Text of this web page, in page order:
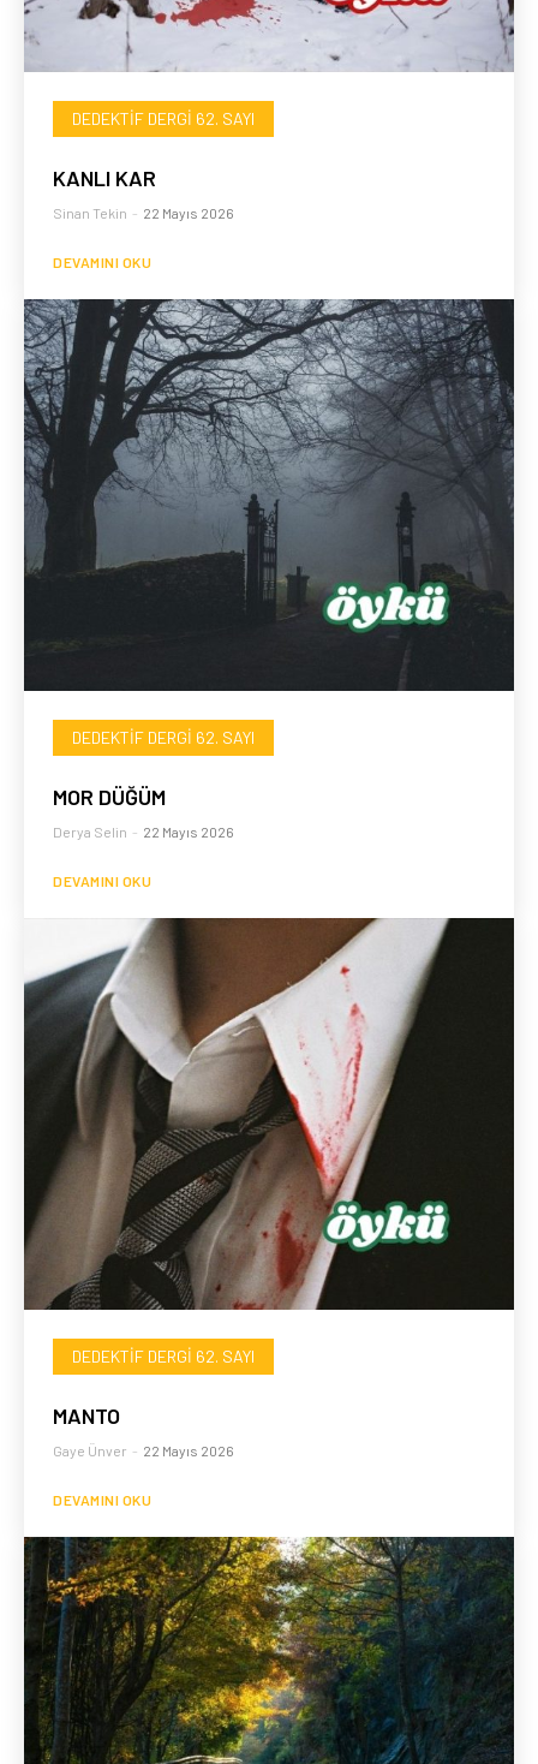
DEDEKTIF DERGI 62. SAYI
KANLI KAR
Sinan Tekin - 22 Mayıs 2026
DEVAMINI OKU
DEDEKTIF DERGI 62. SAYI
MOR DÜĞÜM
Derya Selin - 22 Mayıs 2026
DEVAMINI OKU
DEDEKTIF DERGI 62. SAYI
MANTO
Gaye Ünver - 22 Mayıs 2026
DEVAMINI OKU